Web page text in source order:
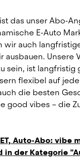
das unser Abo-
E-Auto
auch
Unsere
sein, ist langfristig
flexibel auf
die besten
good vibes – die
Auto-Abo: vibe
in der Kategorie